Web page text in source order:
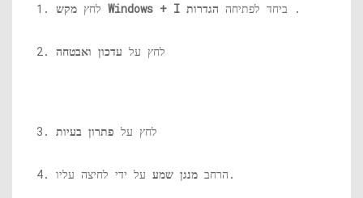
1. לחץ מקש Windows + I ביחד לפתיחה הגדרות .
2. לחץ על עדכון ואבטחה
3. לחץ על פתרון בעיות
4. הרחב מנגן שמע על ידי לחיצה עליו.